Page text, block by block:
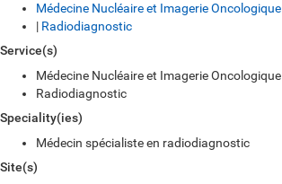
Médecine Nucléaire et Imagerie Oncologique
| Radiodiagnostic
Service(s)
Médecine Nucléaire et Imagerie Oncologique
Radiodiagnostic
Speciality(ies)
Médecin spécialiste en radiodiagnostic
Site(s)